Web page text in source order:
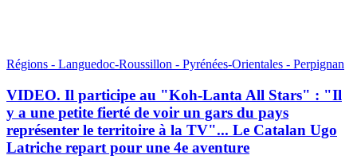
Régions - Languedoc-Roussillon - Pyrénées-Orientales - Perpignan
VIDEO. Il participe au "Koh-Lanta All Stars" : "Il
y a une petite fierté de voir un gars du pays
représenter le territoire à la TV"... Le Catalan Ugo
Latriche repart pour une 4e aventure